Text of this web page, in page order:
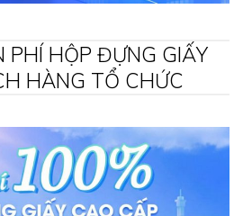
PHÍ HỘP ĐỰNG GIẤY
HÀNG TỔ CHỨC